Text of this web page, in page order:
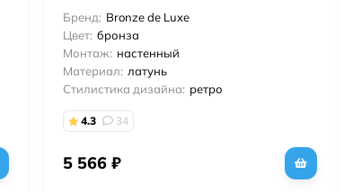
Бренд: Bronze de Luxe
Цвет: бронза
Монтаж: настенный
Материал: латунь
Стилистика дизайна: ретро
4.3 34
5 566₽